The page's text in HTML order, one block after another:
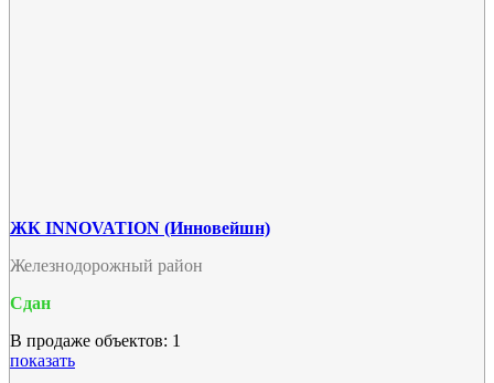
ЖК INNOVATION (Инновейшн)
Железнодорожный район
Сдан
В продаже объектов: 1
показать